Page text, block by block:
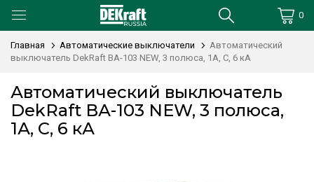
0
Главная Автоматические выключатели
Автоматический
выключатель DekRaft ВА-103 NEW, 3 полюса, 1А, С, 6 кА
Автоматический выключатель
DekRaft ВА-103 NEW, 3 полюса,
1А, С, 6 кА